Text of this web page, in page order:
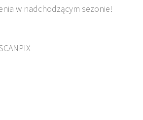
w nadchodzącym sezonie!